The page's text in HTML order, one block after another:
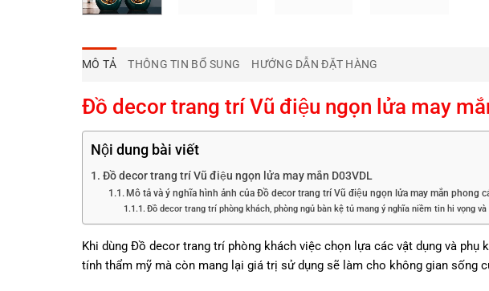
MÔ TẢ THÔNG TIN BỔ SUNG HƯỚNG DẪN ĐẶT HÀNG
Đồ decor trang trí Vũ điệu ngọn lửa may
Nội dung bài viết
Đồ decor trang trí Vũ điệu ngọn lửa may mắn D03VDL
Mô tả và ý nghĩa hình ảnh của Đồ decor trang trí Vũ điệu ngọn lửa may mắn phong
Đồ decor trang trí phòng khách, phòng ngủ bàn kệ tủ mang ý nghĩa niềm tin hi vọng và
Khi dùng Đồ decor trang trí phòng khách việc chọn lựa các vật dụng và
tính thẩm mỹ mà còn mang lại giá trị sử dụng sẽ làm cho không gian sống